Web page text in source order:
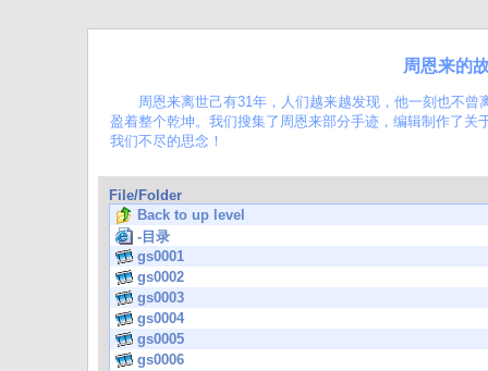
周恩来的故事（为纪念
周恩来离世己有31年，人们越来越发现，他一刻也不曾
盈着整个乾坤。我们搜集了周恩来部分手迹，编辑制作了
我们不尽的思念！
File/Folder
Back to up level
-目录
gs0001
gs0002
gs0003
gs0004
gs0005
gs0006